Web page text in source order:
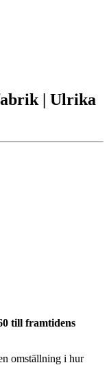
| Ulrika
till framtidens
omställning i hur